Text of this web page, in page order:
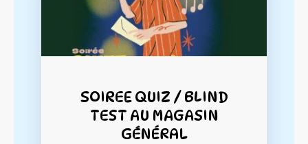
SOIREE QUIZ / BLIND
TEST AU MAGASIN
GÉNÉRAL